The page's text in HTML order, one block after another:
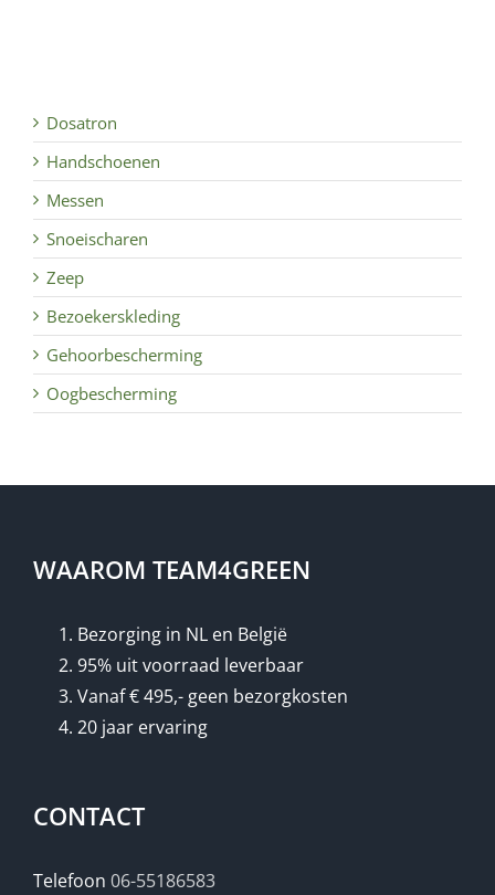
Dosatron
Handschoenen
Messen
Snoeischaren
Zeep
Bezoekerskleding
Gehoorbescherming
Oogbescherming
WAAROM TEAM4GREEN
Bezorging in NL en België
95% uit voorraad leverbaar
Vanaf € 495,- geen bezorgkosten
20 jaar ervaring
CONTACT
Telefoon 06-55186583